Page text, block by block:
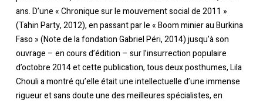
ans. D’une « Chronique sur le mouvement social de 2011 »
(Tahin Party, 2012), en passant par le « Boom minier au Burkina
Faso » (Note de la fondation Gabriel Péri, 2014) jusqu’à son
ouvrage – en cours d’édition – sur l’insurrection populaire
d’octobre 2014 et cette publication, tous deux posthumes, Lila
Chouli a montré qu’elle était une intellectuelle d’une immense
rigueur et sans doute une des meilleures spécialistes, en